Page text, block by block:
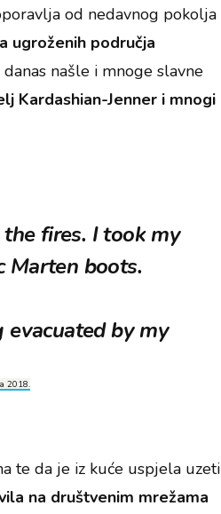
od nedavnog pokolja
ugroženih područja
našle i mnoge slavne
Kardashian-Jenner i mnogi
fires. I took my
Marten boots.
evacuated by my
2018.
te da je iz kuće uspjela uzeti
na društvenim mrežama